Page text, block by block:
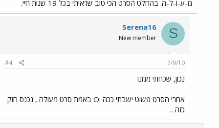
מ-ע-ו-ל-ה. בהחלט הסרט הכי טוב שראיתי בכל 19 שנות חיי.
S
Serena16
New member
7/9/10
#4
נכון, שכחתי ממנו
אחרי הסרט פשוט ישבתי ככה :O באמת סרט מעולה , נכנס חזק
כזה ..